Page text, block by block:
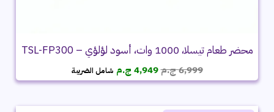
محضر طعام تيسلا، 1000 وات، أسود لؤلؤي – TSL-FP300
6,999ج.مالسعر
الأصلي
6,999 ج.م.
4,949 ج.م السعر
الحالي
4,949 ج.م.
شامل الضريبة